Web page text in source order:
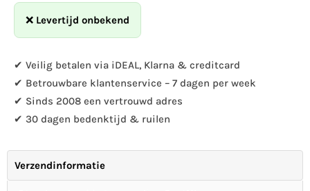
❌ Levertijd onbekend
✔ Veilig betalen via iDEAL, Klarna & creditcard
✔ Betrouwbare klantenservice – 7 dagen per week
✔ Sinds 2008 een vertrouwd adres
✔ 30 dagen bedenktijd & ruilen
Verzendinformatie